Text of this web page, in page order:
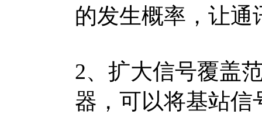
的发生概率，让
2、扩大信号覆盖
器，可以将基站信